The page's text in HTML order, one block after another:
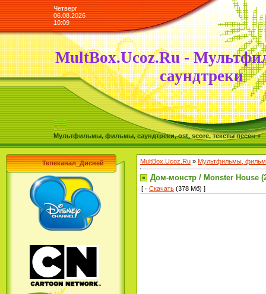
Четверг
06.08.2026
10:09
MultBox.Ucoz.Ru -
саундтреки
Мультфильмы, фильмы, саундтреки, ost, score, тексты песен »
Телеканал_Дисней MultBox.Ucoz.Ru » Мультфильмы,
Дом-монстр / Monster House
[ · Скачать (378 Мб) ]